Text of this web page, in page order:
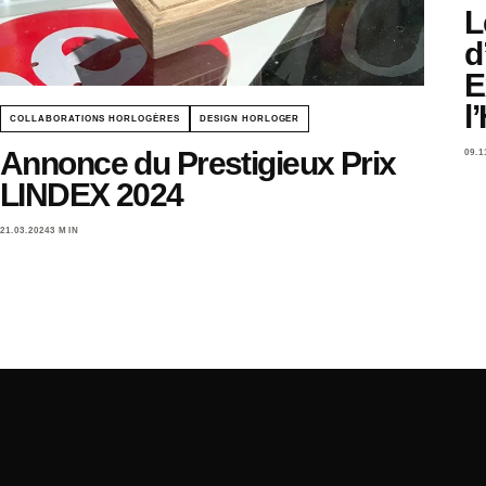
COLLABORATIONS HORLOGÈRES DESIGN HORLOGER
Annonce du Prestigieux Prix
LINDEX 2024
21.03.20243 MIN